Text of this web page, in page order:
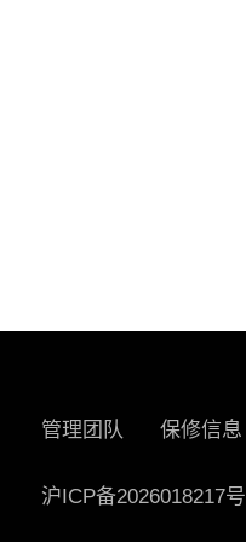
管理团队 保修信息
沪ICP备2026018217号